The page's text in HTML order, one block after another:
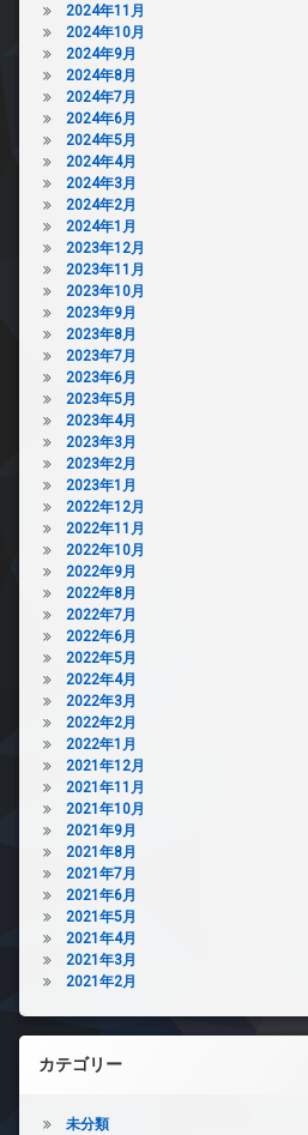
2024年11月
2024年10月
2024年9月
2024年8月
2024年7月
2024年6月
2024年5月
2024年4月
2024年3月
2024年2月
2024年1月
2023年12月
2023年11月
2023年10月
2023年9月
2023年8月
2023年7月
2023年6月
2023年5月
2023年4月
2023年3月
2023年2月
2023年1月
2022年12月
2022年11月
2022年10月
2022年9月
2022年8月
2022年7月
2022年6月
2022年5月
2022年4月
2022年3月
2022年2月
2022年1月
2021年12月
2021年11月
2021年10月
2021年9月
2021年8月
2021年7月
2021年6月
2021年5月
2021年4月
2021年3月
2021年2月
カテゴリー
未分類